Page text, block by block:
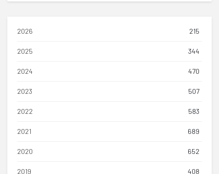
2026 215
2025 344
2024 470
2023 507
2022 583
2021 689
2020 652
2019 408